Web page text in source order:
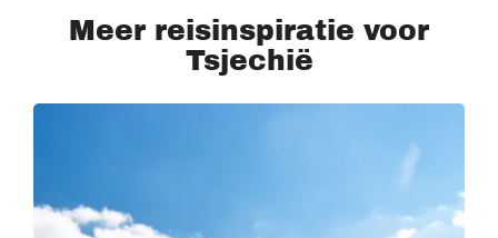
Meer reisinspiratie voor
Tsjechië